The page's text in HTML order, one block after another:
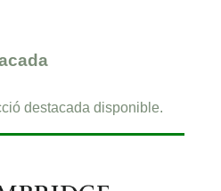
destacada disponible.